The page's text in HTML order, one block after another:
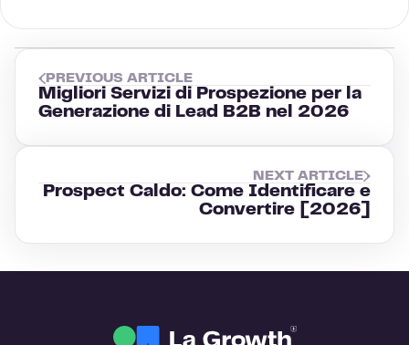
PREVIOUS ARTICLE
Migliori Servizi di Prospezione per la
Generazione di Lead B2B nel 2026
NEXT ARTICLE
Prospect Caldo: Come Identificare e
Convertire [2026]